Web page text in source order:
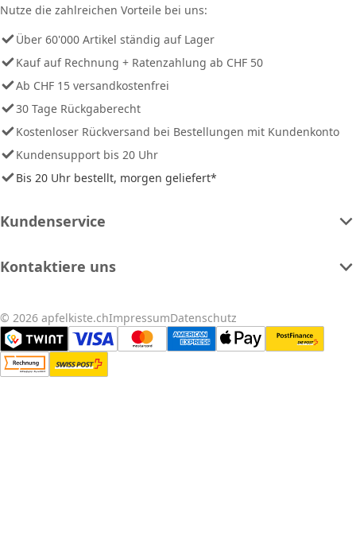
Nutze die zahlreichen Vorteile bei uns:
Über 60'000 Artikel ständig auf Lager
Kauf auf Rechnung + Ratenzahlung ab CHF 50
Ab CHF 15 versandkostenfrei
30 Tage Rückgaberecht
Kostenloser Rückversand bei Bestellungen mit Kundenkonto
Kundensupport bis 20 Uhr
Bis 20 Uhr bestellt, morgen geliefert*
Kundenservice
Kontaktiere uns
© 2026 apfelkiste.chImpressumDatenschutz